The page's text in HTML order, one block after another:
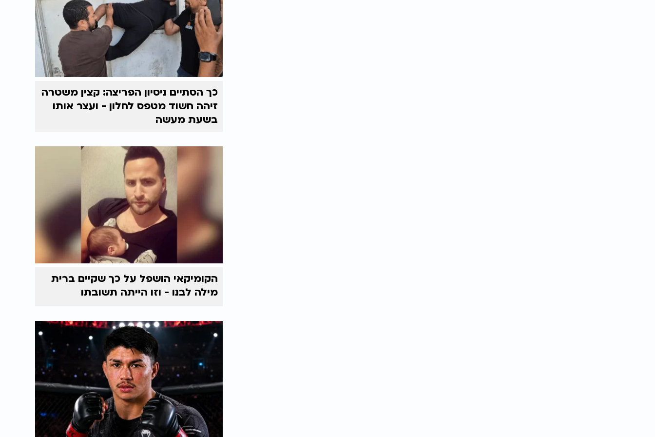
כך הסתיים ניסיון הפריצה: קצין משטרה
זיהה חשוד מטפס לחלון - ועצר אותו
בשעת מעשה
הקומיקאי הושפל על כך שקיים ברית
מילה לבנו - וזו הייתה תשובתו